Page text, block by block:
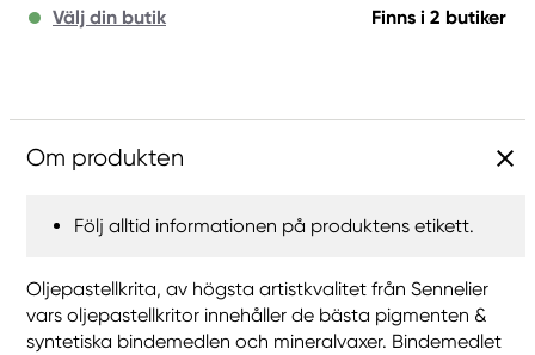
Välj din butik Finns i 2 butiker
Om produkten
Följ alltid informationen på produktens etikett.
Oljepastellkrita, av högsta artistkvalitet från Sennelier
vars oljepastellkritor innehåller de bästa pigmenten &
syntetiska bindemedlen och mineralvaxer. Bindemedlet